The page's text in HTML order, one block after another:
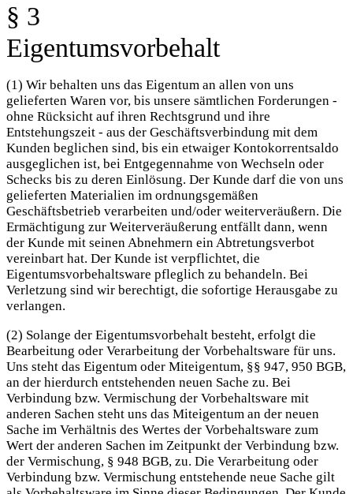
§ 3
Eigentumsvorbehalt
(1) Wir behalten uns das Eigentum an allen von uns
gelieferten Waren vor, bis unsere sämtlichen Forderungen -
ohne Rücksicht auf ihren Rechtsgrund und ihre
Entstehungszeit - aus der Geschäftsverbindung mit dem
Kunden beglichen sind, bis ein etwaiger Kontokorrentsaldo
ausgeglichen ist, bei Entgegennahme von Wechseln oder
Schecks bis zu deren Einlösung. Der Kunde darf die von uns
gelieferten Materialien im ordnungsgemäßen
Geschäftsbetrieb verarbeiten und/oder weiterveräußern. Die
Ermächtigung zur Weiterveräußerung entfällt dann, wenn
der Kunde mit seinen Abnehmern ein Abtretungsverbot
vereinbart hat. Der Kunde ist verpflichtet, die
Eigentumsvorbehaltsware pfleglich zu behandeln. Bei
Verletzung sind wir berechtigt, die sofortige Herausgabe zu
verlangen.
(2) Solange der Eigentumsvorbehalt besteht, erfolgt die
Bearbeitung oder Verarbeitung der Vorbehaltsware für uns.
Uns steht das Eigentum oder Miteigentum, §§ 947, 950 BGB,
an der hierdurch entstehenden neuen Sache zu. Bei
Verbindung bzw. Vermischung der Vorbehaltsware mit
anderen Sachen steht uns das Miteigentum an der neuen
Sache im Verhältnis des Wertes der Vorbehaltsware zum
Wert der anderen Sachen im Zeitpunkt der Verbindung bzw.
der Vermischung, § 948 BGB, zu. Die Verarbeitung oder
Verbindung bzw. Vermischung entstehende neue Sache gilt